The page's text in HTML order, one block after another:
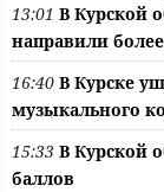
13:01 В Курской
направили
16:40 В Курске
музыкального
15:33 В Курской
баллов